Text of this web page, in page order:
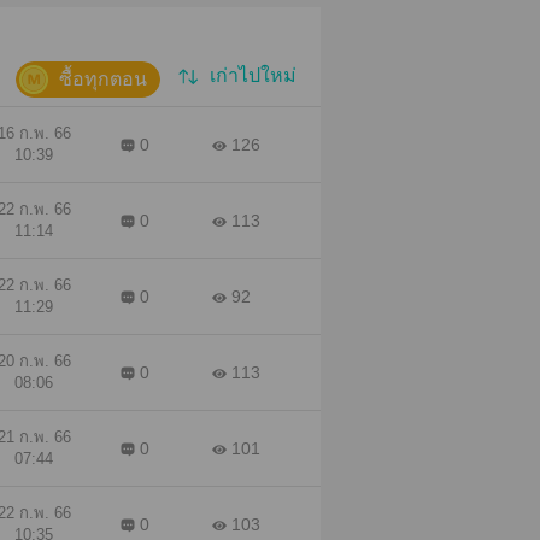
เก่าไปใหม่
ซื้อทุกตอน
16 ก.พ. 66
10:39
0 126
22 ก.พ. 66
11:14
0 113
22 ก.พ. 66
11:29
0 92
20 ก.พ. 66
08:06
0 113
21 ก.พ. 66
07:44
0 101
22 ก.พ. 66
10:35
0 103